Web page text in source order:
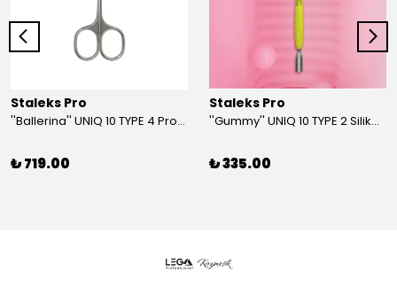
Staleks Pro
''Ballerina'' UNIQ 10 TYPE 4 Profesyonel Tırnak Eti Makası
₺ 719.00
Staleks Pro
''Gummy'' UNIQ 10 TYPE 2 Silikon Saplı Tırnak Eti İtici (Dar Yuvarlak + Yamuk İtici)
₺ 335.00